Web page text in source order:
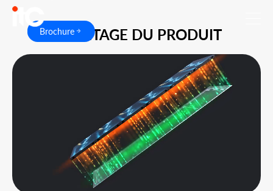
Brochure
AVANTAGE DU PRODUIT